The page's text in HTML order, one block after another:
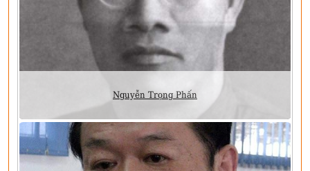
Nguyễn Trọng Phấn